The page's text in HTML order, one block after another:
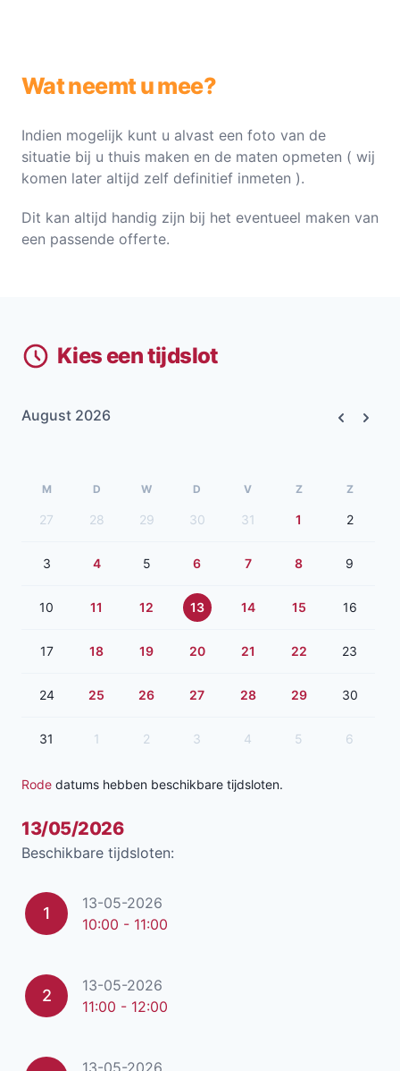
Wat neemt u mee?
Indien mogelijk kunt u alvast een foto van de
situatie bij u thuis maken en de maten opmeten ( wij
komen later altijd zelf definitief inmeten ).
Dit kan altijd handig zijn bij het eventueel maken van
een passende offerte.
Kies een tijdslot
August 2026
M D W D V Z Z
27 28 29 30 31 1 2
3 4 5 6 7 8 9
10 11 12 13 14 15 16
17 18 19 20 21 22 23
24 25 26 27 28 29 30
31 1 2 3 4 5 6
Rode datums hebben beschikbare tijdsloten.
13/05/2026
Beschikbare tijdsloten:
1
13-05-2026
10:00 - 11:00
2
13-05-2026
11:00 - 12:00
13-05-2026